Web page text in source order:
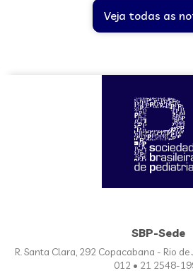
Veja todas as
SBP-Sede
R. Santa Clara, 292 Copacabana - Rio de
012 • 21 2548-